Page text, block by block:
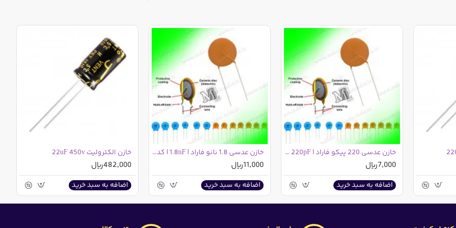
خازن عدسی 220 پیکو فاراد | 220pF | کد 221
7,000ریال
اضافه به سبد خرید
خازن عدسی 1.8 نانو فاراد | 1.8nF | کد 182
11,000ریال
اضافه به سبد خرید
خازن الکترولیت 22uF 450v
482,000ریال
اضافه به سبد خرید